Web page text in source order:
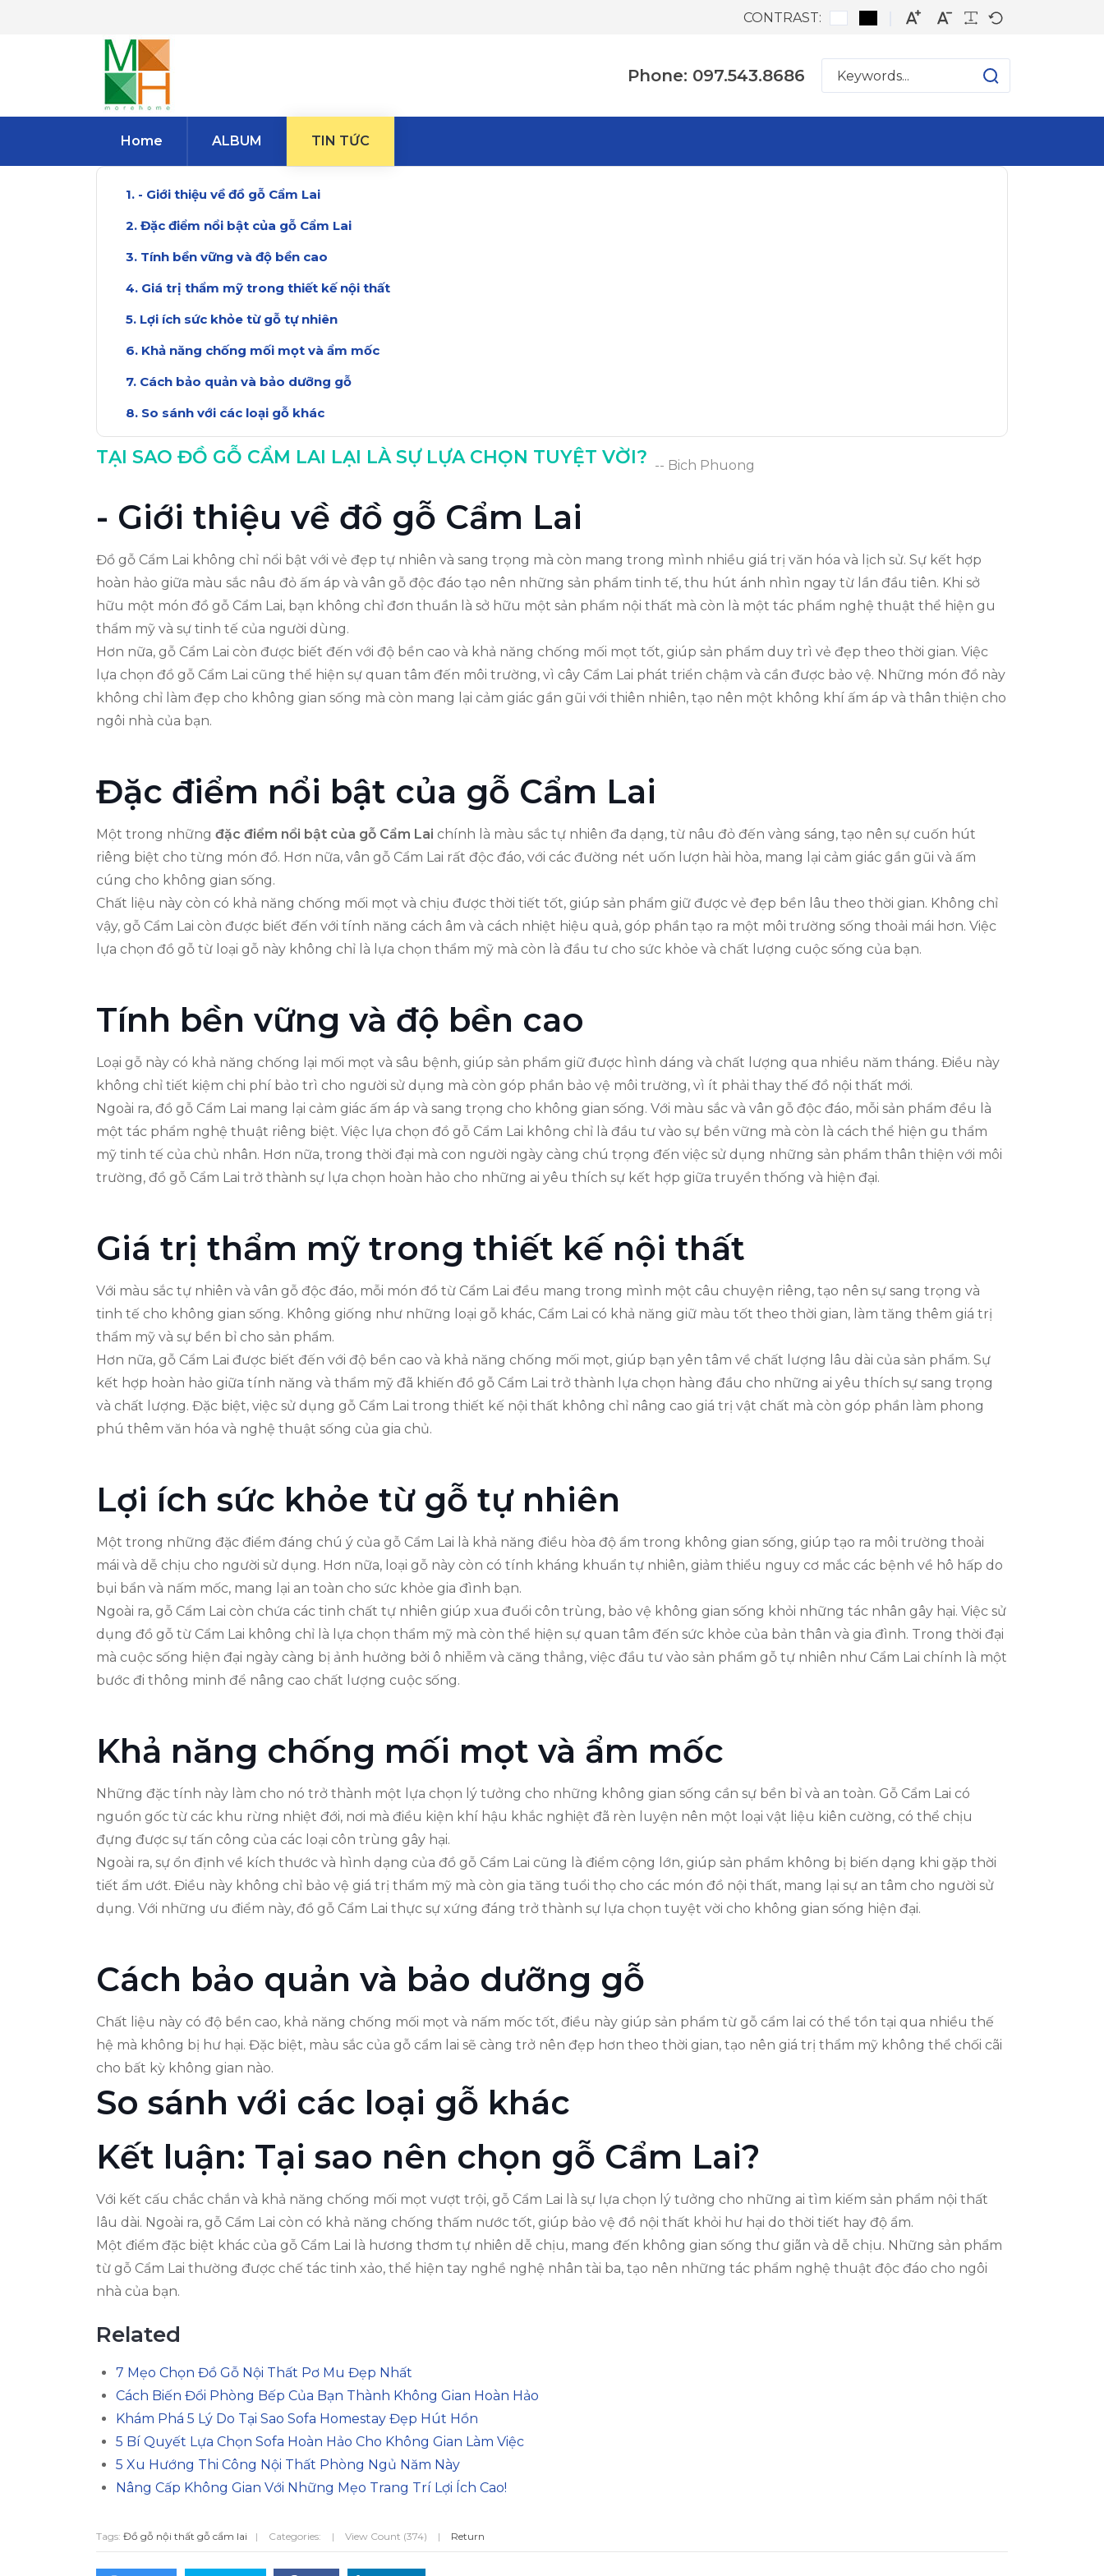
CONTRAST:
Phone: 097.543.8686
Home ALBUM TIN TỨC
- Giới thiệu về đồ gỗ Cẩm Lai
Đặc điểm nổi bật của gỗ Cẩm Lai
Tính bền vững và độ bền cao
Giá trị thẩm mỹ trong thiết kế nội thất
Lợi ích sức khỏe từ gỗ tự nhiên
Khả năng chống mối mọt và ẩm mốc
Cách bảo quản và bảo dưỡng gỗ
So sánh với các loại gỗ khác
Kết luận: Tại sao nên chọn gỗ Cẩm Lai?
TẠI SAO ĐỒ GỖ CẨM LAI LẠI LÀ SỰ LỰA CHỌN TUYỆT VỜI? -- Bich Phuong
- Giới thiệu về đồ gỗ Cẩm Lai
Đồ gỗ Cẩm Lai không chỉ nổi bật với vẻ đẹp tự nhiên và sang trọng mà còn mang trong mình nhiều giá trị văn hóa và lịch sử. Sự kết hợp
hoàn hảo giữa màu sắc nâu đỏ ấm áp và vân gỗ độc đáo tạo nên những sản phẩm tinh tế, thu hút ánh nhìn ngay từ lần đầu tiên. Khi sở
hữu một món đồ gỗ Cẩm Lai, bạn không chỉ đơn thuần là sở hữu một sản phẩm nội thất mà còn là một tác phẩm nghệ thuật thể hiện gu
thẩm mỹ và sự tinh tế của người dùng.
Hơn nữa, gỗ Cẩm Lai còn được biết đến với độ bền cao và khả năng chống mối mọt tốt, giúp sản phẩm duy trì vẻ đẹp theo thời gian. Việc
lựa chọn đồ gỗ Cẩm Lai cũng thể hiện sự quan tâm đến môi trường, vì cây Cẩm Lai phát triển chậm và cần được bảo vệ. Những món đồ này
không chỉ làm đẹp cho không gian sống mà còn mang lại cảm giác gần gũi với thiên nhiên, tạo nên một không khí ấm áp và thân thiện cho
ngôi nhà của bạn.
Đặc điểm nổi bật của gỗ Cẩm Lai
Một trong những đặc điểm nổi bật của gỗ Cẩm Lai chính là màu sắc tự nhiên đa dạng, từ nâu đỏ đến vàng sáng, tạo nên sự cuốn hút
riêng biệt cho từng món đồ. Hơn nữa, vân gỗ Cẩm Lai rất độc đáo, với các đường nét uốn lượn hài hòa, mang lại cảm giác gần gũi và ấm
cúng cho không gian sống.
Chất liệu này còn có khả năng chống mối mọt và chịu được thời tiết tốt, giúp sản phẩm giữ được vẻ đẹp bền lâu theo thời gian. Không chỉ
vậy, gỗ Cẩm Lai còn được biết đến với tính năng cách âm và cách nhiệt hiệu quả, góp phần tạo ra một môi trường sống thoải mái hơn. Việc
lựa chọn đồ gỗ từ loại gỗ này không chỉ là lựa chọn thẩm mỹ mà còn là đầu tư cho sức khỏe và chất lượng cuộc sống của bạn.
Tính bền vững và độ bền cao
Loại gỗ này có khả năng chống lại mối mọt và sâu bệnh, giúp sản phẩm giữ được hình dáng và chất lượng qua nhiều năm tháng. Điều này
không chỉ tiết kiệm chi phí bảo trì cho người sử dụng mà còn góp phần bảo vệ môi trường, vì ít phải thay thế đồ nội thất mới.
Ngoài ra, đồ gỗ Cẩm Lai mang lại cảm giác ấm áp và sang trọng cho không gian sống. Với màu sắc và vân gỗ độc đáo, mỗi sản phẩm đều là
một tác phẩm nghệ thuật riêng biệt. Việc lựa chọn đồ gỗ Cẩm Lai không chỉ là đầu tư vào sự bền vững mà còn là cách thể hiện gu thẩm
mỹ tinh tế của chủ nhân. Hơn nữa, trong thời đại mà con người ngày càng chú trọng đến việc sử dụng những sản phẩm thân thiện với môi
trường, đồ gỗ Cẩm Lai trở thành sự lựa chọn hoàn hảo cho những ai yêu thích sự kết hợp giữa truyền thống và hiện đại.
Giá trị thẩm mỹ trong thiết kế nội thất
Với màu sắc tự nhiên và vân gỗ độc đáo, mỗi món đồ từ Cẩm Lai đều mang trong mình một câu chuyện riêng, tạo nên sự sang trọng và
tinh tế cho không gian sống. Không giống như những loại gỗ khác, Cẩm Lai có khả năng giữ màu tốt theo thời gian, làm tăng thêm giá trị
thẩm mỹ và sự bền bỉ cho sản phẩm.
Hơn nữa, gỗ Cẩm Lai được biết đến với độ bền cao và khả năng chống mối mọt, giúp bạn yên tâm về chất lượng lâu dài của sản phẩm. Sự
kết hợp hoàn hảo giữa tính năng và thẩm mỹ đã khiến đồ gỗ Cẩm Lai trở thành lựa chọn hàng đầu cho những ai yêu thích sự sang trọng
và chất lượng. Đặc biệt, việc sử dụng gỗ Cẩm Lai trong thiết kế nội thất không chỉ nâng cao giá trị vật chất mà còn góp phần làm phong
phú thêm văn hóa và nghệ thuật sống của gia chủ.
Lợi ích sức khỏe từ gỗ tự nhiên
Một trong những đặc điểm đáng chú ý của gỗ Cẩm Lai là khả năng điều hòa độ ẩm trong không gian sống, giúp tạo ra môi trường thoải
mái và dễ chịu cho người sử dụng. Hơn nữa, loại gỗ này còn có tính kháng khuẩn tự nhiên, giảm thiểu nguy cơ mắc các bệnh về hô hấp do
bụi bẩn và nấm mốc, mang lại an toàn cho sức khỏe gia đình bạn.
Ngoài ra, gỗ Cẩm Lai còn chứa các tinh chất tự nhiên giúp xua đuổi côn trùng, bảo vệ không gian sống khỏi những tác nhân gây hại. Việc sử
dụng đồ gỗ từ Cẩm Lai không chỉ là lựa chọn thẩm mỹ mà còn thể hiện sự quan tâm đến sức khỏe của bản thân và gia đình. Trong thời đại
mà cuộc sống hiện đại ngày càng bị ảnh hưởng bởi ô nhiễm và căng thẳng, việc đầu tư vào sản phẩm gỗ tự nhiên như Cẩm Lai chính là một
bước đi thông minh để nâng cao chất lượng cuộc sống.
Khả năng chống mối mọt và ẩm mốc
Những đặc tính này làm cho nó trở thành một lựa chọn lý tưởng cho những không gian sống cần sự bền bỉ và an toàn. Gỗ Cẩm Lai có
nguồn gốc từ các khu rừng nhiệt đới, nơi mà điều kiện khí hậu khắc nghiệt đã rèn luyện nên một loại vật liệu kiên cường, có thể chịu
đựng được sự tấn công của các loại côn trùng gây hại.
Ngoài ra, sự ổn định về kích thước và hình dạng của đồ gỗ Cẩm Lai cũng là điểm cộng lớn, giúp sản phẩm không bị biến dạng khi gặp thời
tiết ẩm ướt. Điều này không chỉ bảo vệ giá trị thẩm mỹ mà còn gia tăng tuổi thọ cho các món đồ nội thất, mang lại sự an tâm cho người sử
dụng. Với những ưu điểm này, đồ gỗ Cẩm Lai thực sự xứng đáng trở thành sự lựa chọn tuyệt vời cho không gian sống hiện đại.
Cách bảo quản và bảo dưỡng gỗ
Chất liệu này có độ bền cao, khả năng chống mối mọt và nấm mốc tốt, điều này giúp sản phẩm từ gỗ cẩm lai có thể tồn tại qua nhiều thế
hệ mà không bị hư hại. Đặc biệt, màu sắc của gỗ cẩm lai sẽ càng trở nên đẹp hơn theo thời gian, tạo nên giá trị thẩm mỹ không thể chối cãi
cho bất kỳ không gian nào.
So sánh với các loại gỗ khác
Kết luận: Tại sao nên chọn gỗ Cẩm Lai?
Với kết cấu chắc chắn và khả năng chống mối mọt vượt trội, gỗ Cẩm Lai là sự lựa chọn lý tưởng cho những ai tìm kiếm sản phẩm nội thất
lâu dài. Ngoài ra, gỗ Cẩm Lai còn có khả năng chống thấm nước tốt, giúp bảo vệ đồ nội thất khỏi hư hại do thời tiết hay độ ẩm.
Một điểm đặc biệt khác của gỗ Cẩm Lai là hương thơm tự nhiên dễ chịu, mang đến không gian sống thư giãn và dễ chịu. Những sản phẩm
từ gỗ Cẩm Lai thường được chế tác tinh xảo, thể hiện tay nghề nghệ nhân tài ba, tạo nên những tác phẩm nghệ thuật độc đáo cho ngôi
nhà của bạn.
Related
7 Mẹo Chọn Đồ Gỗ Nội Thất Pơ Mu Đẹp Nhất
Cách Biến Đổi Phòng Bếp Của Bạn Thành Không Gian Hoàn Hảo
Khám Phá 5 Lý Do Tại Sao Sofa Homestay Đẹp Hút Hồn
5 Bí Quyết Lựa Chọn Sofa Hoàn Hảo Cho Không Gian Làm Việc
5 Xu Hướng Thi Công Nội Thất Phòng Ngủ Năm Này
Nâng Cấp Không Gian Với Những Mẹo Trang Trí Lợi Ích Cao!
Tags: Đồ gỗ nội thất gỗ cẩm lai | Categories: | View Count (374) | Return